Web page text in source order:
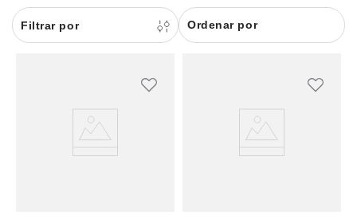
9 sutiã renda
Ordenar por